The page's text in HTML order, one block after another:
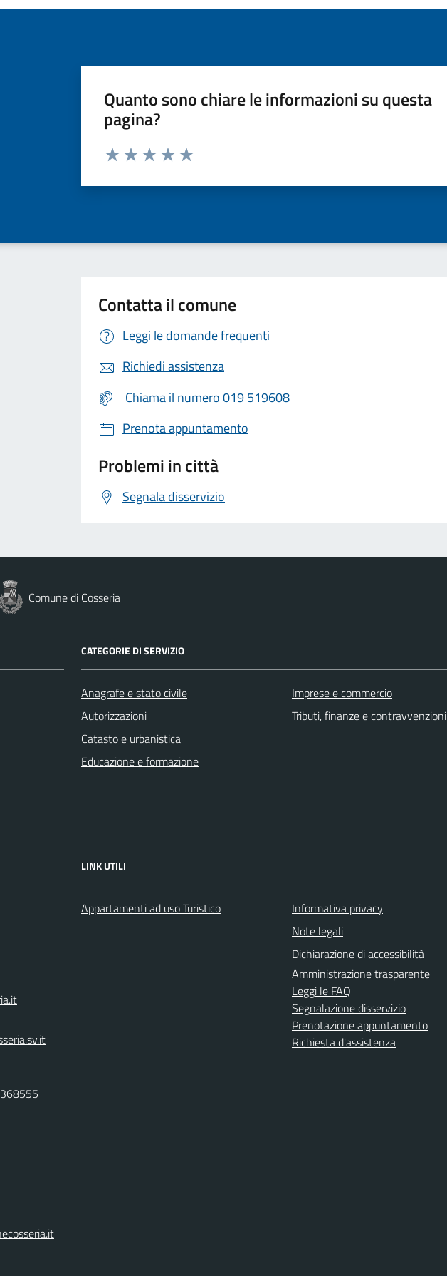
Quanto sono chiare le informazioni su questa
pagina?
Valuta da 1 a 5 stelle la pagina
Contatta il comune
Leggi le domande frequenti
Richiedi assistenza
Chiama il numero 019 519608
Prenota appuntamento
Problemi in città
Segnala disservizio
Comune di Cosseria
CATEGORIE DI SERVIZIO
Anagrafe e stato civile
Autorizzazioni
Catasto e urbanistica
Educazione e formazione
Imprese e commercio
Tributi, finanze e contravvenzioni
LINK UTILI
Appartamenti ad uso Turistico
Informativa privacy
Note legali
Dichiarazione di accessibilità
Amministrazione trasparente
Leggi le FAQ
Segnalazione disservizio
Prenotazione appuntamento
Richiesta d'assistenza